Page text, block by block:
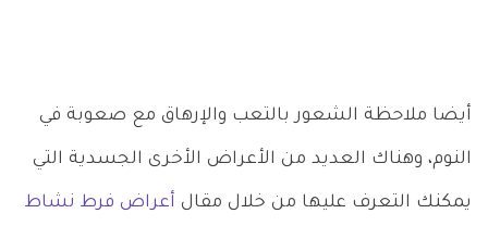
أيضا ملاحظة الشعور بالتعب والإرهاق مع صعوبة في
النوم، وهناك العديد من الأعراض الأخرى الجسدية التي
يمكنك التعرف عليها من خلال مقال أعراض فرط نشاط